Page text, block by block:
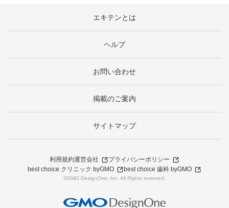
エキテンとは
ヘルプ
お問い合わせ
掲載のご案内
サイトマップ
利用規約運営会社
プライバシーポリシー
best choice クリニック byGMO
best choice 歯科 byGMO
©GMO DesignOne, Inc. All Rights reserved.